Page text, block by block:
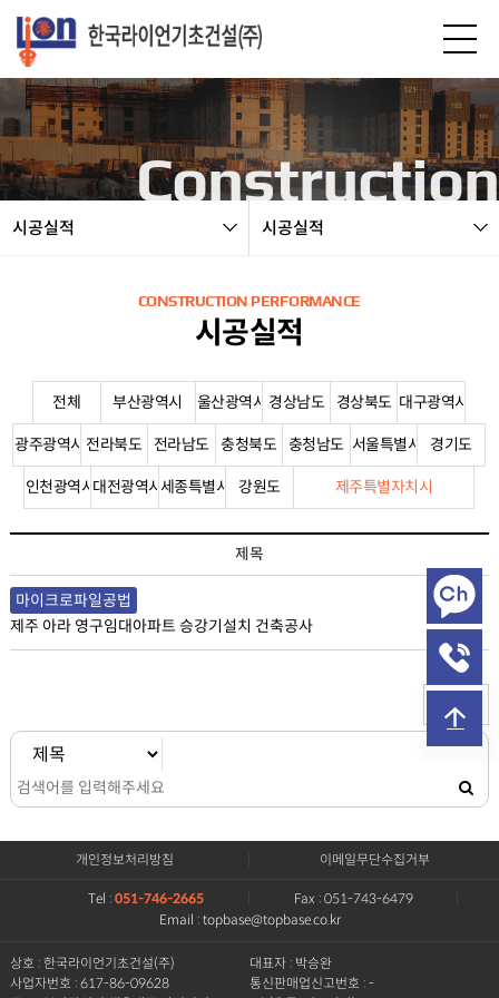
Construction
시공실적 시공실적
CONSTRUCTION PERFORMANCE
시공실적
전체 부산광역시 울산광역시 경상남도 경상북도 대구광역시
광주광역시 전라북도 전라남도 충청북도 충청남도 서울특별시 경기도
인천광역시대전광역시세종특별시 강원도 제주특별자치시
제목
마이크로파일공법
제주 아라 영구임대아파트 승강기설치 건축공사
목록
개인정보처리방침 이메일무단수집거부
Tel : 051-746-2665
Fax : 051-743-6479
Email : topbase@topbase.co.kr
상호 : 한국라이언기초건설(주)
대표자 : 박승완
사업자번호 : 617-86-09628
통신판매업신고번호 : -